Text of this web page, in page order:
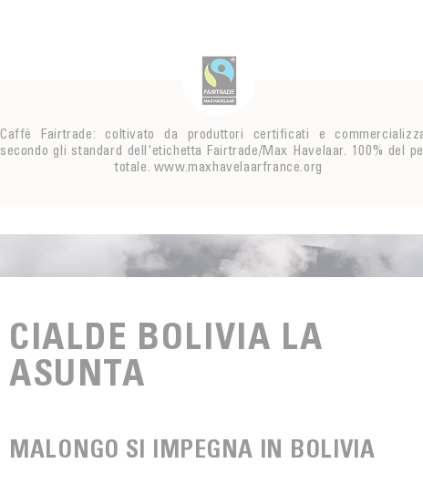
Caffè Fairtrade: coltivato da produttori certificati e
secondo gli standard dell'etichetta Fairtrade/Max Havelaar. 100% del
totale. www.maxhavelaarfrance.org
CIALDE BOLIVIA LA
ASUNTA
MALONGO SI IMPEGNA IN BOLIVIA